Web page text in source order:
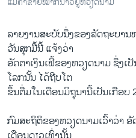
ວີດີໂອ
ສຽງ
ລາຍການກະຈາຍສຽງ
ລາຍງານ
ຕິດຕາມພວກເຮົາ ທີ່
ພາສາຕ່າງໆ
ລາຍງານສະບັບນຶ່ງຂອງລັດຖະບາ
ວັນສຸກມື້ນີ້ ແຈ້ງວ່າ
ອັດຕາເງິນເຟີ້ຂອງຫວຽດນາມ ຊຶ່ງ
ໂລກນັ້ນ ໄດ້ຖີບໂຕ
ຂຶ້ນຕື່ມໃນເດືອນມິຖຸນານີ້ເປັນເກືອບ
ກົມສະຖິຕິຂອງຫວຽດນາມເວົ້າວ່າ ອັ